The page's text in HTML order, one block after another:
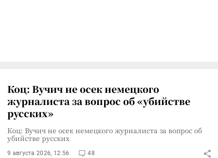
Коц: Вучич не осек немецкого
журналиста за вопрос об «убийстве
русских»
Коц: Вучич не осек немецкого журналиста за вопрос об
убийстве русских
9 августа 2026, 12:56 48